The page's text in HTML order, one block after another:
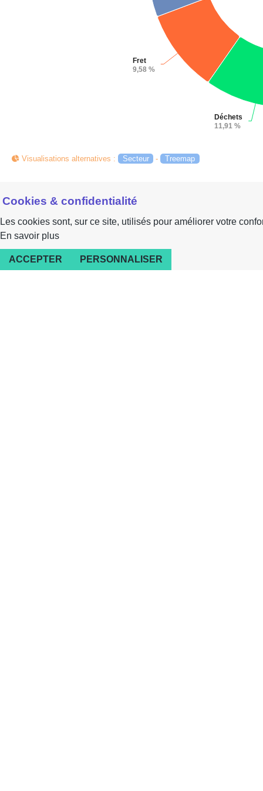
Déchets
11,91 %
Déchets
11,91 %
Fret
9,58 %
Fret
9,58 %
Visualisations alternatives : Secteur - Treemap
Cookies & confidentialité
Les cookies sont, sur ce site, utilisés pour améliorer votre
En savoir plus
ACCEPTER PERSONNALISER